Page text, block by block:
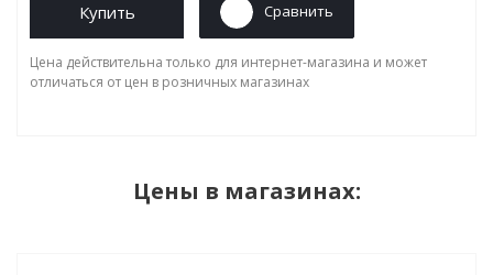
Купить Сравнить
Цена действительна только для интернет-магазина и может
отличаться от цен в розничных магазинах
Цены в магазинах: